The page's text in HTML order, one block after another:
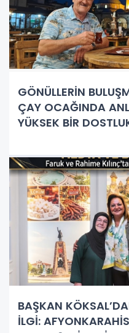
GÖNÜLLERİN
ÇAY OCAĞINDA
YÜKSEK BİR
BAŞKAN
İLGİ: